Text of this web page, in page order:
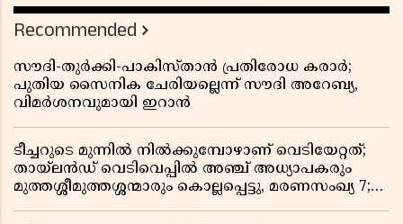
Recommended
സൗദി-തുർക്കി-പാകിസ്താൻ പ്രതിരോധ കരാർ;
പുതിയ സൈനിക ചേരിയല്ലെന്ന് സൗദി അറേബ്യ,
വിമർശനവുമായി ഇറാൻ
ടീച്ചറുടെ മുന്നിൽ നിൽക്കുമ്പോഴാണ് വെടിയേറ്റത്;
തായ്‌ലൻഡ് വെടിവെപ്പിൽ അഞ്ച് അധ്യാപകരും
മുത്തശ്ശീമുത്തശ്ശന്മാരും കൊല്ലപ്പെട്ടു, മരണസംഖ്യ 7;